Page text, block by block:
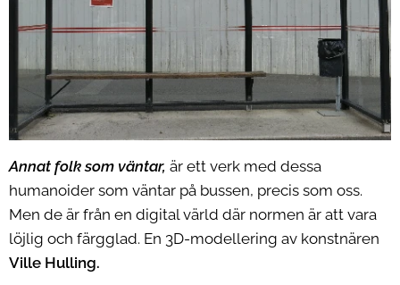
Annat folk som väntar, är ett verk med dessa
humanoider som väntar på bussen, precis som oss.
Men de är från en digital värld där normen är att vara
löjlig och färgglad. En 3D-modellering av konstnären
Ville Hulling.